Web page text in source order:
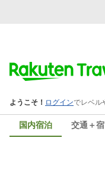
国内宿泊 交通＋宿